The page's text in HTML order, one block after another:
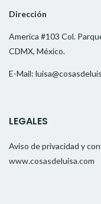
Dirección
America #103 Col.
CDMX, México.
E-Mail:
LEGALES
Aviso de privacidad y
www.cosasdeluisa.com